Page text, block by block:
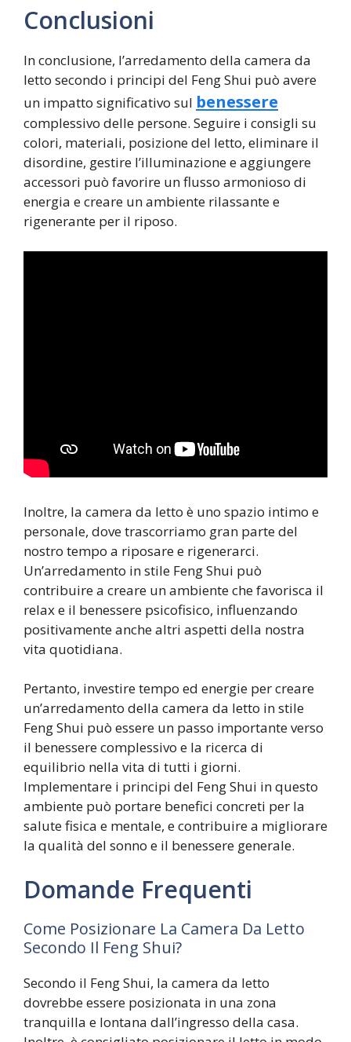
Conclusioni
In conclusione, l’arredamento della camera da
letto secondo i principi del Feng Shui può avere
un impatto significativo sul benessere
complessivo delle persone. Seguire i consigli su
colori, materiali, posizione del letto, eliminare il
disordine, gestire l’illuminazione e aggiungere
accessori può favorire un flusso armonioso di
energia e creare un ambiente rilassante e
rigenerante per il riposo.
Inoltre, la camera da letto è uno spazio intimo e
personale, dove trascorriamo gran parte del
nostro tempo a riposare e rigenerarci.
Un’arredamento in stile Feng Shui può
contribuire a creare un ambiente che favorisca il
relax e il benessere psicofisico, influenzando
positivamente anche altri aspetti della nostra
vita quotidiana.
Pertanto, investire tempo ed energie per creare
un’arredamento della camera da letto in stile
Feng Shui può essere un passo importante verso
il benessere complessivo e la ricerca di
equilibrio nella vita di tutti i giorni.
Implementare i principi del Feng Shui in questo
ambiente può portare benefici concreti per la
salute fisica e mentale, e contribuire a migliorare
la qualità del sonno e il benessere generale.
Domande Frequenti
Come Posizionare La Camera Da Letto
Secondo Il Feng Shui?
Secondo il Feng Shui, la camera da letto
dovrebbe essere posizionata in una zona
tranquilla e lontana dall’ingresso della casa.